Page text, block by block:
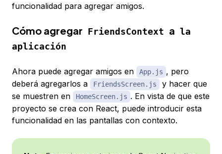
funcionalidad para agregar amigos.
Cómo agregar FriendsContext a la
aplicación
Ahora puede agregar amigos en App.js , pero
deberá agregarlos a
FriendsScreen.js
y hacer que
se muestren en
HomeScreen.js . En vista de que este
proyecto se crea con React, puede introducir esta
funcionalidad en las pantallas con contexto.